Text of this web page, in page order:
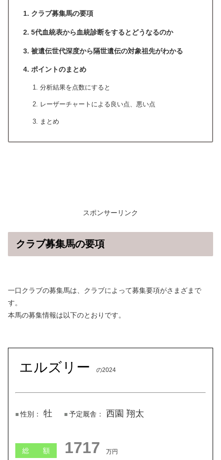
クラブ募集馬の要項
5代血統表から血統診断をするとどうなるのか
被遺伝世代深度から隔世遺伝の対象祖先がわかる
ポイントのまとめ
分析結果を点数にすると
レーザーチャートによる良い点、悪い点
まとめ
スポンサーリンク
クラブ募集馬の要項
一口クラブの募集馬は、クラブによって募集要項がさまざまで
す。
本馬の募集情報は以下のとおりです。
エルズリー の2024
性別： 牡 予定厩舎： 西園 翔太
総 額 1717 万円